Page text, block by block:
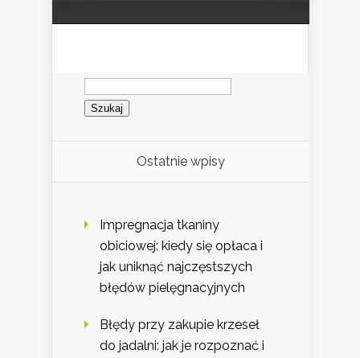
Szukaj:
Ostatnie wpisy
Impregnacja tkaniny
obiciowej: kiedy się opłaca i
jak uniknąć najczęstszych
błędów pielęgnacyjnych
Błędy przy zakupie krzeseł
do jadalni: jak je rozpoznać i